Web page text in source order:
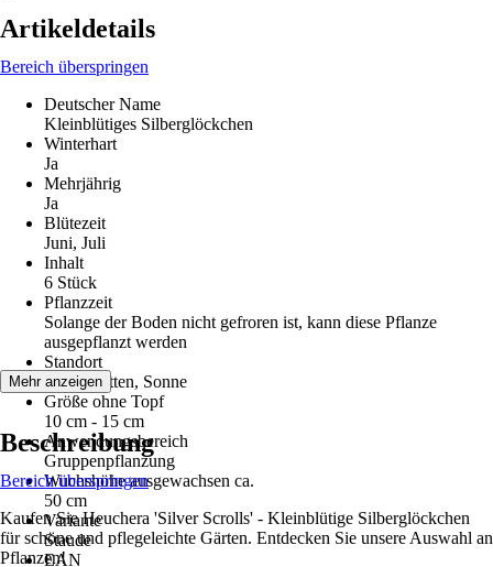
Artikeldetails
Bereich überspringen
Deutscher Name
Kleinblütiges Silberglöckchen
Winterhart
Ja
Mehrjährig
Ja
Blütezeit
Juni, Juli
Inhalt
6 Stück
Pflanzzeit
Solange der Boden nicht gefroren ist, kann diese Pflanze
ausgepflanzt werden
Standort
Halbschatten, Sonne
Größe ohne Topf
10 cm - 15 cm
Anwendungsbereich
Gruppenpflanzung
Wuchshöhe ausgewachsen ca.
50 cm
Variante
Staude
EAN
Mehr anzeigen
Beschreibung
Bereich überspringen
Kaufen Sie Heuchera 'Silver Scrolls' - Kleinblütige Silberglöckchen
für schöne und pflegeleichte Gärten. Entdecken Sie unsere Auswahl an
Pflanzen!